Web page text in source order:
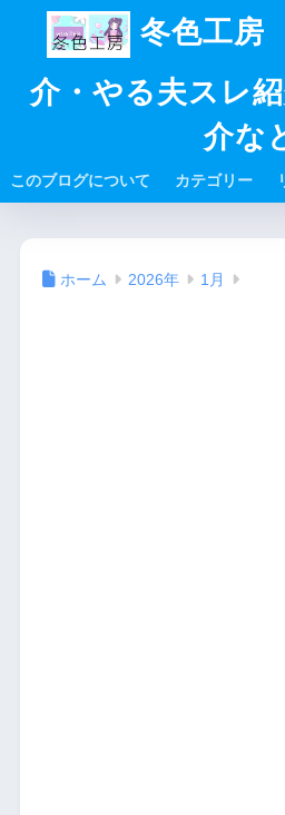
冬色工
介・やる夫スレ
介な
このブログについて カテゴリー
ホーム 2026年 1月